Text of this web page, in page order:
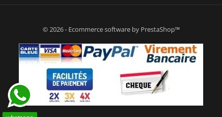
© 2026 - Ecommerce software by PrestaShop™